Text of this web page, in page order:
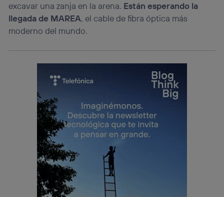
excavar una zanja en la arena. Están esperando la
llegada de MAREA, el cable de fibra óptica más
moderno del mundo.